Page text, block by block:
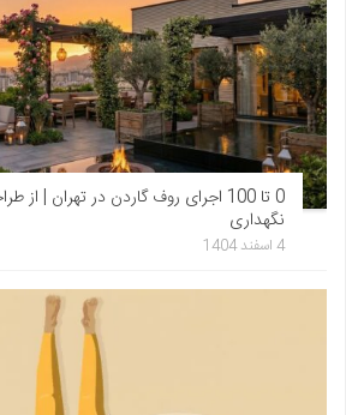
0 تا 100 اجرای روف گاردن در تهران | از
نگهداری
4 اسفند 1404